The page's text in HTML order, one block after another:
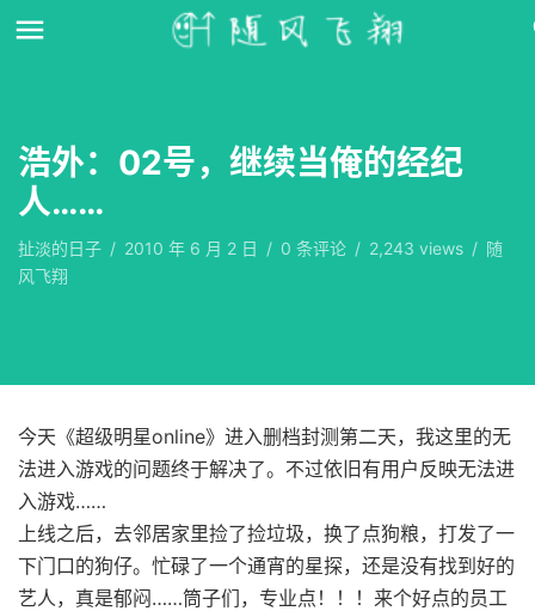
浩外：02号，继续当俺的经纪
人……
扯淡的日子 / 2010 年 6 月 2 日 / 0 条评论 / 2,243 views / 随
风飞翔
今天《超级明星online》进入删档封测第二天，我这里的无
法进入游戏的问题终于解决了。不过依旧有用户反映无法进
入游戏……
上线之后，去邻居家里捡了捡垃圾，换了点狗粮，打发了一
下门口的狗仔。忙碌了一个通宵的星探，还是没有找到好的
艺人，真是郁闷……筒子们，专业点！！！来个好点的员工